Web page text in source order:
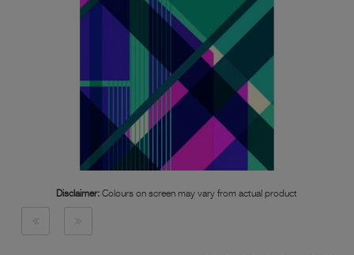
Disclaimer: Colours on screen may vary from actual product